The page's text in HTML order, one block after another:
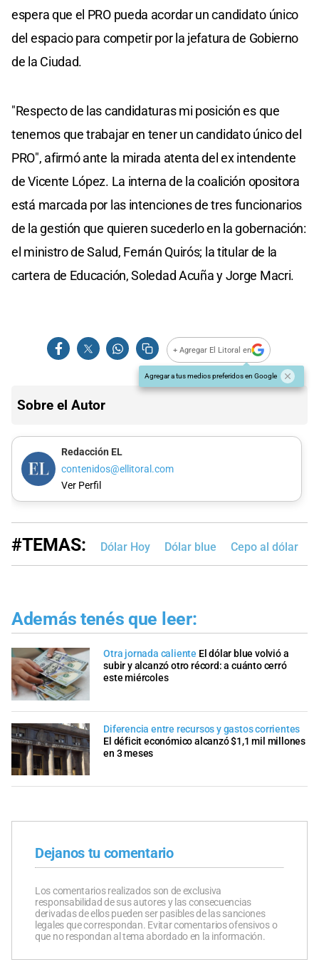
espera que el PRO pueda acordar un candidato único
del espacio para competir por la jefatura de Gobierno
de la Ciudad.
"Respecto de las candidaturas mi posición es que
tenemos que trabajar en tener un candidato único del
PRO", afirmó ante la mirada atenta del ex intendente
de Vicente López. La interna de la coalición opositora
está marcada por las intenciones de tres funcionarios
de la gestión que quieren sucederlo en la gobernación:
el ministro de Salud, Fernán Quirós; la titular de la
cartera de Educación, Soledad Acuña y Jorge Macri.
+ Agregar El Litoral en
Agregar a tus medios preferidos en Google
Sobre el Autor
Redacción EL
contenidos@ellitoral.com
Ver Perfil
#TEMAS: Dólar Hoy Dólar blue Cepo al dólar
Además tenés que leer:
Otra jornada caliente El dólar blue volvió a
subir y alcanzó otro récord: a cuánto cerró
este miércoles
Diferencia entre recursos y gastos corrientes
El déficit económico alcanzó $1,1 mil millones
en 3 meses
Dejanos tu comentario
Los comentarios realizados son de exclusiva
responsabilidad de sus autores y las consecuencias
derivadas de ellos pueden ser pasibles de las sanciones
legales que correspondan. Evitar comentarios ofensivos o
que no respondan al tema abordado en la información.